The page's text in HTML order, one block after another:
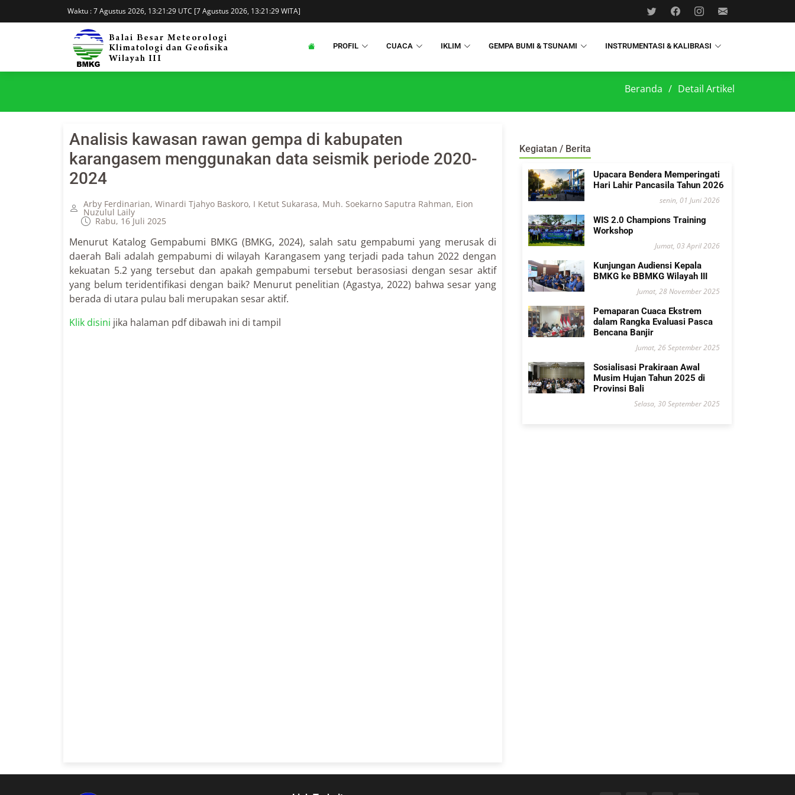
Waktu : 7 Agustus 2026, 13:21:29 UTC [7 Agustus 2026, 13:21:29 WITA]
PROFIL CUACA IKLIM GEMPA BUMI & TSUNAMI INSTRUMENTASI & KALIBRASI
Beranda Detail Artikel
Analisis kawasan rawan gempa di kabupaten
karangasem menggunakan data seismik periode 2020-
2024
Arby Ferdinarian, Winardi Tjahyo Baskoro, I Ketut Sukarasa, Muh. Soekarno Saputra Rahman, Eion
Nuzulul Laily
Rabu, 16 Juli 2025
Menurut Katalog Gempabumi BMKG (BMKG, 2024), salah satu gempabumi yang merusak di
daerah Bali adalah gempabumi di wilayah Karangasem yang terjadi pada tahun 2022 dengan
kekuatan 5.2 yang tersebut dan apakah gempabumi tersebut berasosiasi dengan sesar aktif
yang belum teridentifikasi dengan baik? Menurut penelitian (Agastya, 2022) bahwa sesar yang
berada di utara pulau bali merupakan sesar aktif.
Klik disini jika halaman pdf dibawah ini di tampil
Kegiatan / Berita
Upacara Bendera Memperingati
Hari Lahir Pancasila Tahun 2026
senin, 01 Juni 2026
WIS 2.0 Champions Training
Workshop
Jumat, 03 April 2026
Kunjungan Audiensi Kepala
BMKG ke BBMKG Wilayah III
Jumat, 28 November 2025
Pemaparan Cuaca Ekstrem
dalam Rangka Evaluasi Pasca
Bencana Banjir
Jumat, 26 September 2025
Sosialisasi Prakiraan Awal
Musim Hujan Tahun 2025 di
Provinsi Bali
Selasa, 30 September 2025